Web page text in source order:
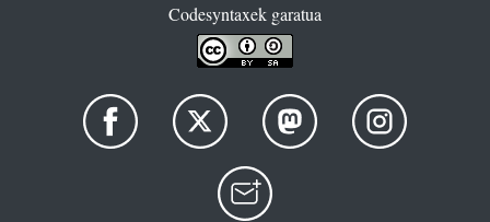
Codesyntaxek garatua